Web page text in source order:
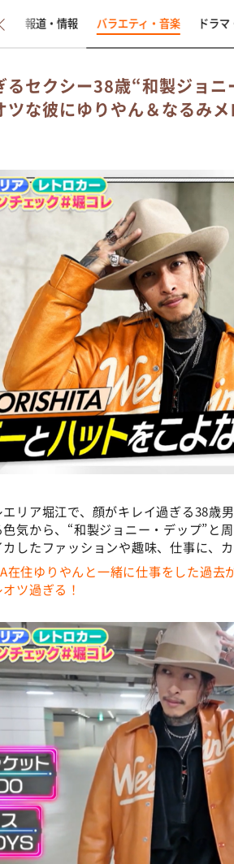
報道・情報 バラエティ・音楽 ドラ
るセクシー38歳“和製ジョ
な彼にゆりやん＆なるみメ
エリア堀江で、顔がキレイ過ぎる38
気から、“和製ジョニー・デップ”と
したファッションや趣味、仕事に、
在住ゆりやんと一緒に仕事をした過
ツ過ぎる！